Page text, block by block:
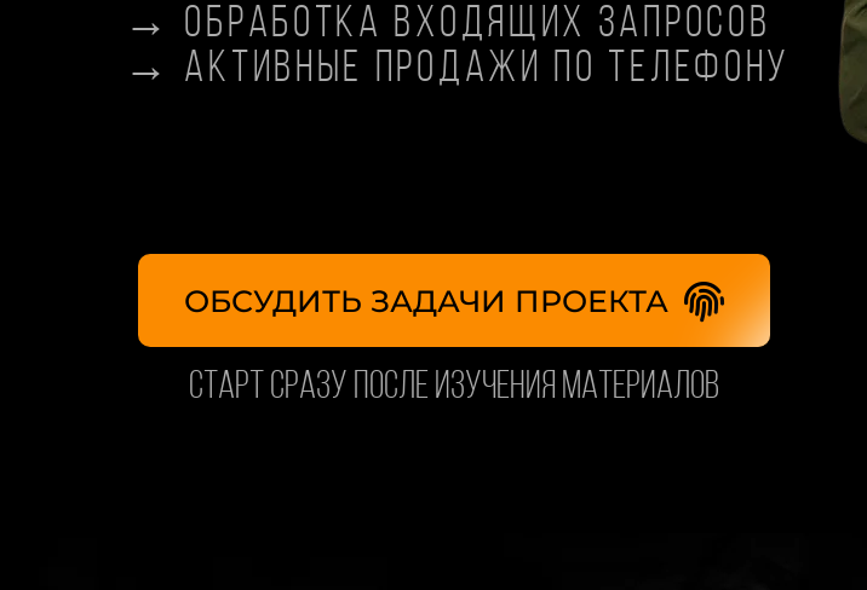
→ обработка входящих запросов
→ активные продажи по телефону
ОБСУДИТЬ ЗАДАЧИ ПРОЕКТА
СТАРТ СРАЗУ после изучения материалов